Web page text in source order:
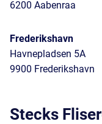
6200 Aabenraa
Frederikshavn
Havnepladsen 5A
9900 Frederikshavn
Stecks